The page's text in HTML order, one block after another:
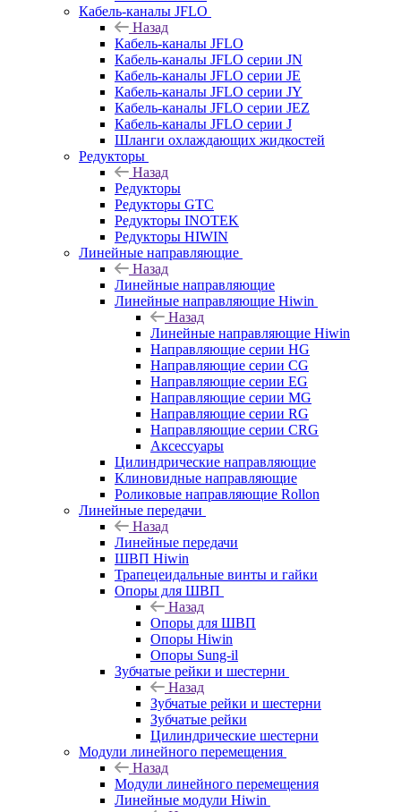
Кабель-каналы JFLO
Назад
Кабель-каналы JFLO
Кабель-каналы JFLO серии JN
Кабель-каналы JFLO серии JE
Кабель-каналы JFLO серии JY
Кабель-каналы JFLO серии JEZ
Кабель-каналы JFLO серии J
Шланги охлаждающих жидкостей
Редукторы
Назад
Редукторы
Редукторы GTC
Редукторы INOTEK
Редукторы HIWIN
Линейные направляющие
Назад
Линейные направляющие
Линейные направляющие Hiwin
Назад
Линейные направляющие Hiwin
Направляющие серии HG
Направляющие серии CG
Направляющие серии EG
Направляющие серии MG
Направляющие серии RG
Направляющие серии CRG
Аксессуары
Цилиндрические направляющие
Клиновидные направляющие
Роликовые направляющие Rollon
Линейные передачи
Назад
Линейные передачи
ШВП Hiwin
Трапецеидальные винты и гайки
Опоры для ШВП
Назад
Опоры для ШВП
Опоры Hiwin
Опоры Sung-il
Зубчатые рейки и шестерни
Назад
Зубчатые рейки и шестерни
Зубчатые рейки
Цилиндрические шестерни
Модули линейного перемещения
Назад
Модули линейного перемещения
Линейные модули Hiwin